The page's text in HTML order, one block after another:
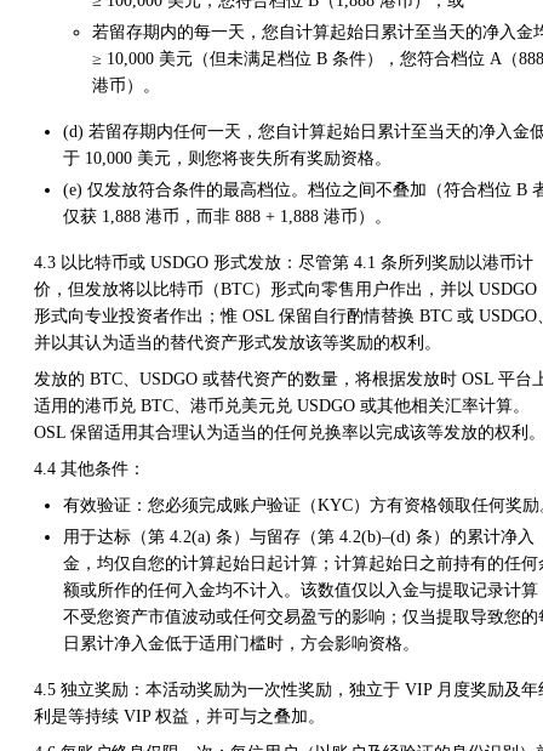
若留存期内的每一天，您自计算起始日累计至当天的净入金
≥ 10,000 美元（但未满足档位 B 条件），您符合档位 A（888
港币）。
(d) 若留存期内任何一天，您自计算起始日累计至当天的净入金
于 10,000 美元，则您将丧失所有奖励资格。
(e) 仅发放符合条件的最高档位。档位之间不叠加（符合档位 B
仅获 1,888 港币，而非 888 + 1,888 港币）。
4.3 以比特币或 USDGO 形式发放：尽管第 4.1 条所列奖励以港币计
价，但发放将以比特币（BTC）形式向零售用户作出，并以 USDGO
形式向专业投资者作出；惟 OSL 保留自行酌情替换 BTC 或 USDGO
并以其认为适当的替代资产形式发放该等奖励的权利。
发放的 BTC、USDGO 或替代资产的数量，将根据发放时 OSL 平台
适用的港币兑 BTC、港币兑美元兑 USDGO 或其他相关汇率计算。
OSL 保留适用其合理认为适当的任何兑换率以完成该等发放的权利
4.4 其他条件：
有效验证：您必须完成账户验证（KYC）方有资格领取任何奖励
用于达标（第 4.2(a) 条）与留存（第 4.2(b)–(d) 条）的累计净入
金，均仅自您的计算起始日起计算；计算起始日之前持有的任何
额或所作的任何入金均不计入。该数值仅以入金与提取记录计算
不受您资产市值波动或任何交易盈亏的影响；仅当提取导致您的
日累计净入金低于适用门槛时，方会影响资格。
4.5 独立奖励：本活动奖励为一次性奖励，独立于 VIP 月度奖励及年
利是等持续 VIP 权益，并可与之叠加。